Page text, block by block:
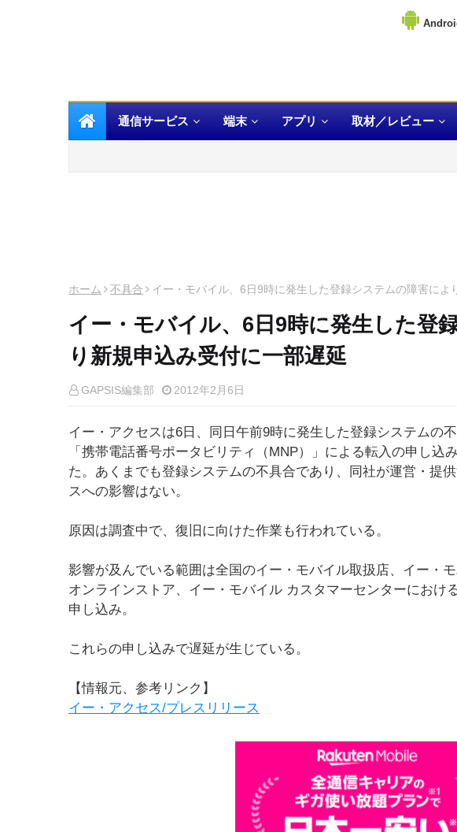
通信サービス 端末 アプリ 取材／レビュー
ホーム 不具合 イー・モバイル、6日9時に発生した登録システムの障害によ
イー・モバイル、6日9時に発生した登
り新規申込み受付に一部遅延
GAPSIS編集部 2012年2月6日
イー・アクセスは6日、同日午前9時に発生した登録システムの
「携帯電話番号ポータビリティ（MNP）」による転入の申し込
た。あくまでも登録システムの不具合であり、同社が運営・提
スへの影響はない。
原因は調査中で、復旧に向けた作業も行われている。
影響が及んでいる範囲は全国のイー・モバイル取扱店、イー・
オンラインストア、イー・モバイル カスタマーセンターにおけ
申し込み。
これらの申し込みで遅延が生じている。
【情報元、参考リンク】
イー・アクセス/プレスリリース